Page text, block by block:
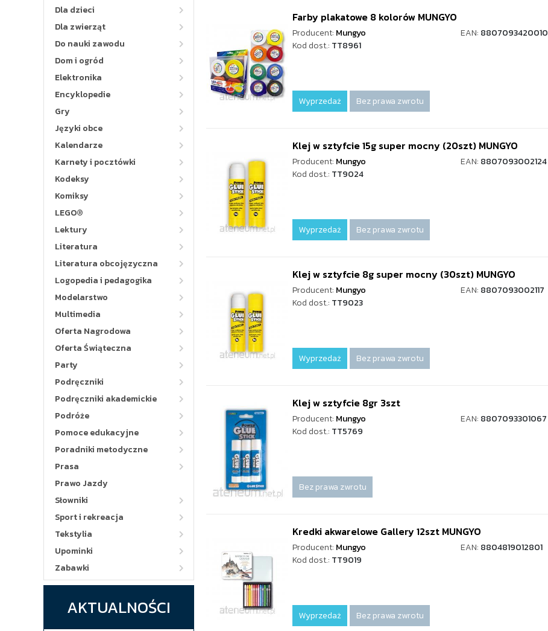
Dla dzieci
Dla zwierząt
Do nauki zawodu
Dom i ogród
Elektronika
Encyklopedie
Gry
Języki obce
Kalendarze
Karnety i pocztówki
Kodeksy
Komiksy
LEGO®
Lektury
Literatura
Literatura obcojęzyczna
Logopedia i pedagogika
Modelarstwo
Multimedia
Oferta Nagrodowa
Oferta Świąteczna
Party
Podręczniki
Podręczniki akademickie
Podróże
Pomoce edukacyjne
Poradniki metodyczne
Prasa
Prawo Jazdy
Słowniki
Sport i rekreacja
Tekstylia
Upominki
Zabawki
AKTUALNOŚCI
Farby plakatowe 8 kolorów MUNGYO
Producent: Mungyo EAN: 8807093420010
Kod dost.: TT8961
Wyprzedaż Bez prawa zwrotu
Klej w sztyfcie 15g super mocny (20szt) MUNGYO
Producent: Mungyo EAN: 8807093002124
Kod dost.: TT9024
Wyprzedaż Bez prawa zwrotu
Klej w sztyfcie 8g super mocny (30szt) MUNGYO
Producent: Mungyo EAN: 8807093002117
Kod dost.: TT9023
Wyprzedaż Bez prawa zwrotu
Klej w sztyfcie 8gr 3szt
Producent: Mungyo EAN: 8807093301067
Kod dost.: TT5769
Bez prawa zwrotu
Kredki akwarelowe Gallery 12szt MUNGYO
Producent: Mungyo EAN: 8804819012801
Kod dost.: TT9019
Wyprzedaż Bez prawa zwrotu